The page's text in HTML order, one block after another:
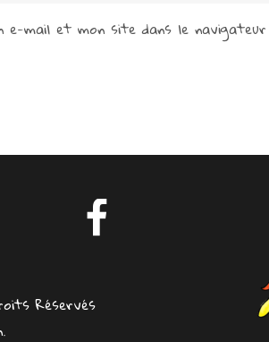
e-mail et mon site dans le
Réservés